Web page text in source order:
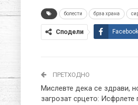
болести брза храна
Сподели Facebook
ПРЕТХОДНО
Мислевте дека се здрави,
загрозат срцето: Исфрлете